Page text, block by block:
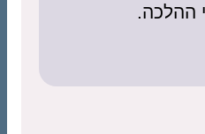
ההלכה.